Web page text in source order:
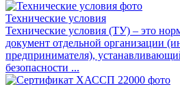
Технические условия
Технические условия (ТУ) – это
документ отдельной организации
предпринимателя),
безопасности ...